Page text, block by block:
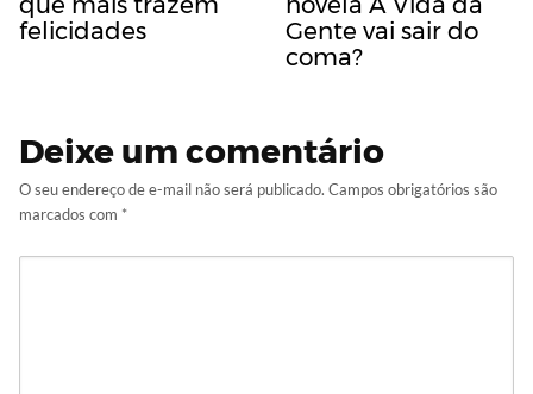
felicidades
Gente vai sair do
coma?
Deixe um comentário
O seu endereço de e-mail não será publicado. Campos obrigatórios são
marcados com *